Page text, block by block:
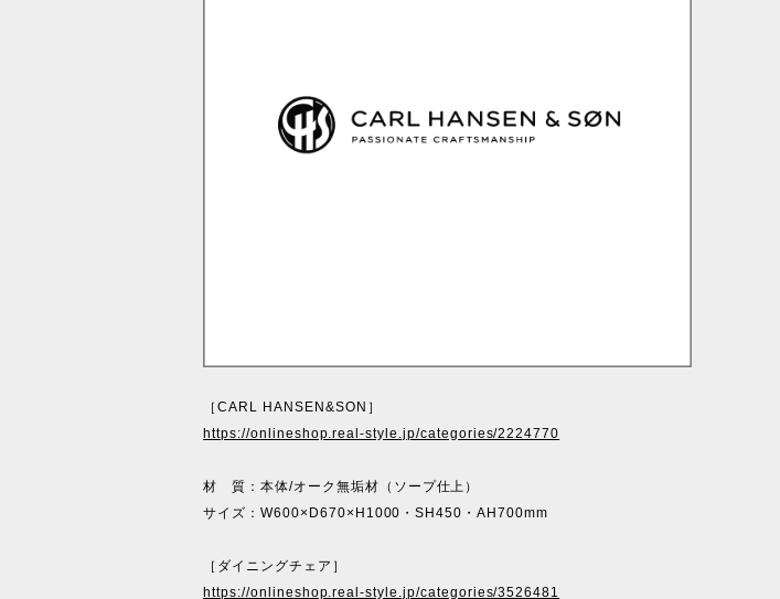
［CARL HANSEN&SON］
https://onlineshop.real-style.jp/categories/2224770
材 質：本体/オーク無垢材（ソープ仕上）
サイズ：W600×D670×H1000・SH450・AH700mm
［ダイニングチェア］
https://onlineshop.real-style.jp/categories/3526481